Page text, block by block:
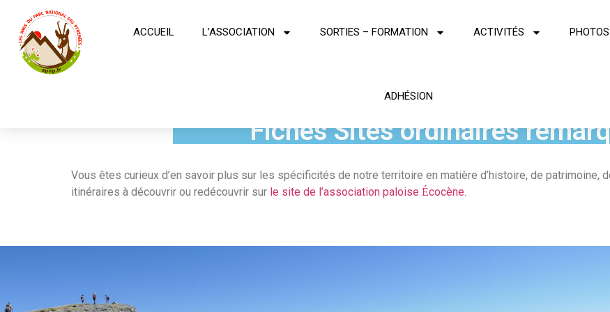
ACCUEIL L’ASSOCIATION SORTIES – FORMATION ACTIVITÉS PHOTOS
ADHÉSION
Fiches Sites ordinaires
Vous êtes curieux d’en savoir plus sur les spécificités de notre territoire en matière d’histoire, de patrimoine,
itinéraires à découvrir ou redécouvrir sur le site de l’association paloise Écocène.